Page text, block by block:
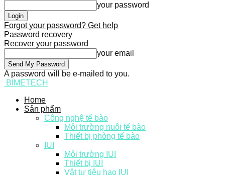
your password
Forgot your password? Get help
Password recovery
Recover your password
your email
A password will be e-mailed to you.
BIMETECH
Home
Sản phẩm
Công nghệ tế bào
Môi trường nuôi tế bào
Thiết bị phòng tế bào
IUI
Môi trường IUI
Thiết bị IUI
Vật tư tiêu hao IUI